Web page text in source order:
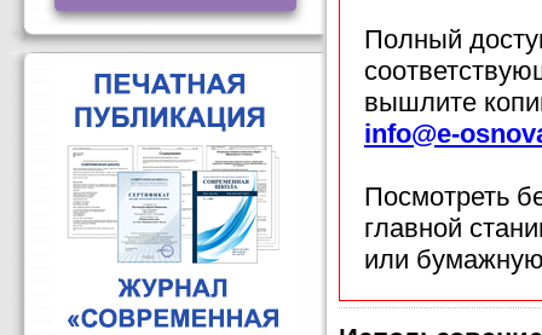
Полный
вышлите
info@e-
Посмотреть
главной
или